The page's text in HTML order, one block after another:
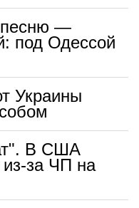
песню —
под Одессой
Украины
В США
из-за ЧП на